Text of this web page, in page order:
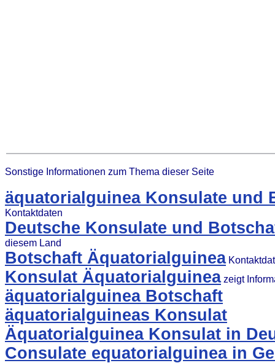
Sonstige Informationen zum Thema dieser Seite
äquatorialguinea Konsulate und
Kontaktdaten
Deutsche Konsulate und
diesem Land
Botschaft Äquatorialguinea
Konsulat Äquatorialguineazeigt
äquatorialguinea Botschaft
äquatorialguineas Konsulat
Äquatorialguinea Konsulat in
Consulate equatorialguinea in